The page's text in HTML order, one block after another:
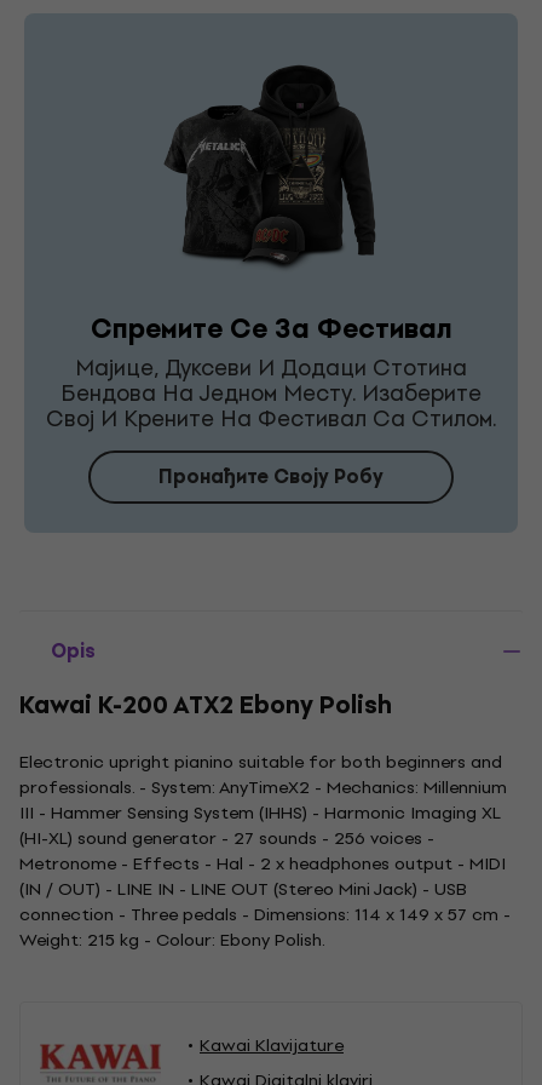
Спремите Се За Фестивал
Мајице, Дуксеви И Додаци Стотина
Бендова На Једном Месту. Изаберите
Свој И Крените На Фестивал Са Стилом.
Пронађите Своју Робу
Opis
Kawai K-200 ATX2 Ebony Polish
Electronic upright pianino suitable for both beginners and
professionals. - System: AnyTimeX2 - Mechanics: Millennium
III - Hammer Sensing System (IHHS) - Harmonic Imaging XL
(HI-XL) sound generator - 27 sounds - 256 voices -
Metronome - Effects - Hal - 2 x headphones output - MIDI
(IN / OUT) - LINE IN - LINE OUT (Stereo Mini Jack) - USB
connection - Three pedals - Dimensions: 114 x 149 x 57 cm -
Weight: 215 kg - Colour: Ebony Polish.
Kawai Klavijature